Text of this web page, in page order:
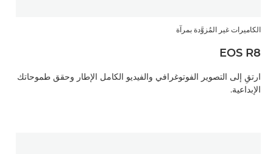
الكاميرات غير المُزوَّدة بمرآة
EOS R8
ارتقِ إلى التصوير الفوتوغرافي والفيديو الكامل الإطار وحقق طموحاتك
الإبداعية.